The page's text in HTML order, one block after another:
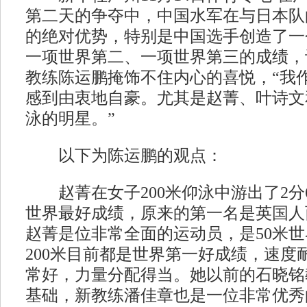
第二天的争夺中，中国水军在与日本
的绝对优势，特别是中国选手创造了
一项世界第二、一项世界第三的成绩
教练陈运鹏掩饰不住内心的喜悦，“我
感到由衷地自豪。尤其是赵菁、叶诗
泳的明星。”
以下为陈运鹏的观点：
赵菁在女子200米仰泳中游出了2分
世界最好成绩，原来的第一名是英国
赵菁是位非常全面的运动员，是50米
200米目前都是世界第一好成绩，速度
常好，力量分配得当。她以前的石晓
基础，新教练潘佳章也是一位非常优